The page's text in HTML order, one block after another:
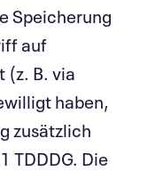
Speicherung
auf
(z. B. via
haben,
zusätzlich
TDDDG. Die